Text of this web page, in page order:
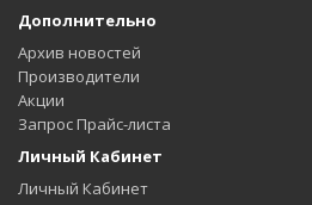
Дополнительно
Архив новостей
Производители
Акции
Запрос Прайс-листа
Личный Кабинет
Личный Кабинет